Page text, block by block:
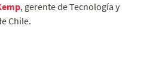
, gerente de Tecnología y
Chile.